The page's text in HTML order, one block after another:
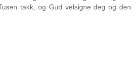
takk, og Gud velsigne deg og den